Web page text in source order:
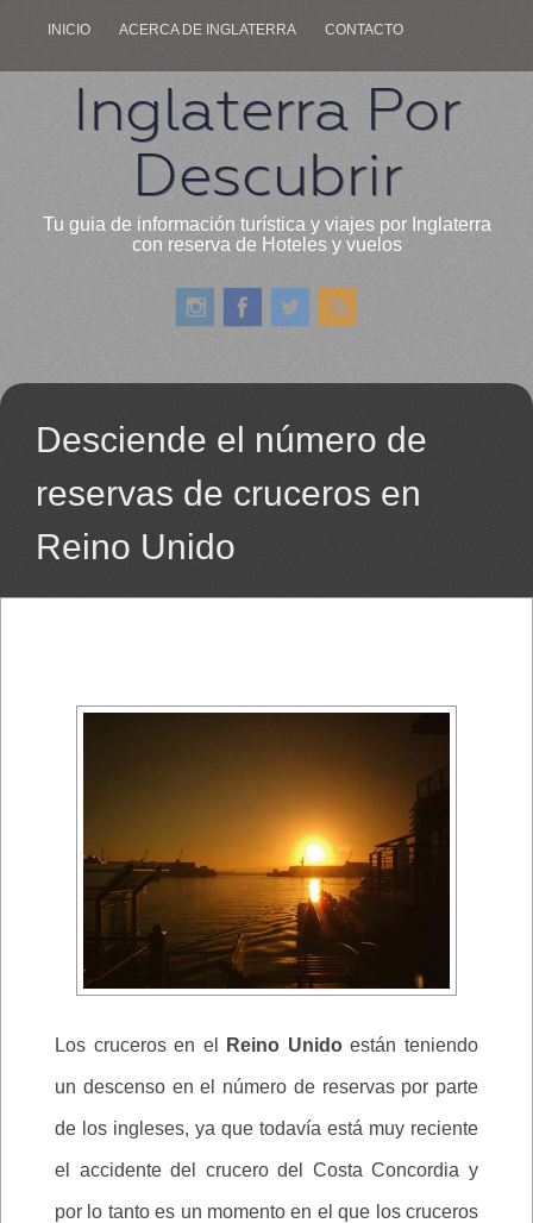
INICIO ACERCA DE INGLATERRA CONTACTO
Inglaterra Por
Descubrir
Tu guia de información turística y viajes por Inglaterra
con reserva de Hoteles y vuelos
Desciende el número de
reservas de cruceros en
Reino Unido
Los cruceros en el Reino Unidoestán teniendo
un descenso en el número de reservas por parte
de los ingleses, ya que todavía está muy reciente
el accidente del crucero del Costa Concordia y
por lo tanto es un momento en el que los cruceros